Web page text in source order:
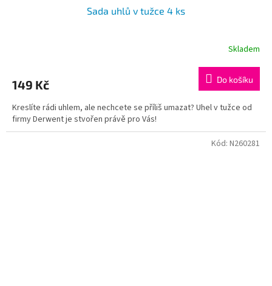
Sada uhlů v tužce 4 ks
Skladem
149 Kč Do košíku
Kreslíte rádi uhlem, ale nechcete se příliš umazat? Uhel v tužce od
firmy Derwent je stvořen právě pro Vás!
Kód: N260281